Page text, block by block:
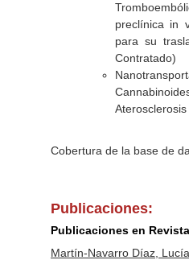
preclínica in
para su
Contratado)
Aterosclerosis
Cobertura de la base de
Publicaciones:
Publicaciones en
Martín-Navarro Díaz,